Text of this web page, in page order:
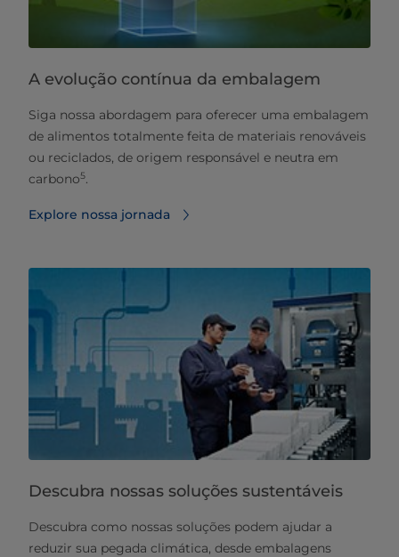
A evolução contínua da embalagem
Siga nossa abordagem para oferecer uma embalagem
de alimentos totalmente feita de materiais renováveis
ou reciclados, de origem responsável e neutra em
carbono5.
Explore nossa jornada
Descubra nossas soluções sustentáveis
Descubra como nossas soluções podem ajudar a
reduzir sua pegada climática, desde embalagens